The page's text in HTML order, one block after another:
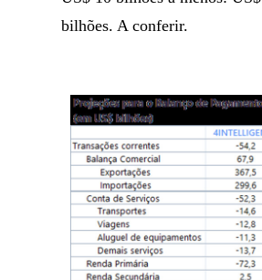
bilhões. A conferir.